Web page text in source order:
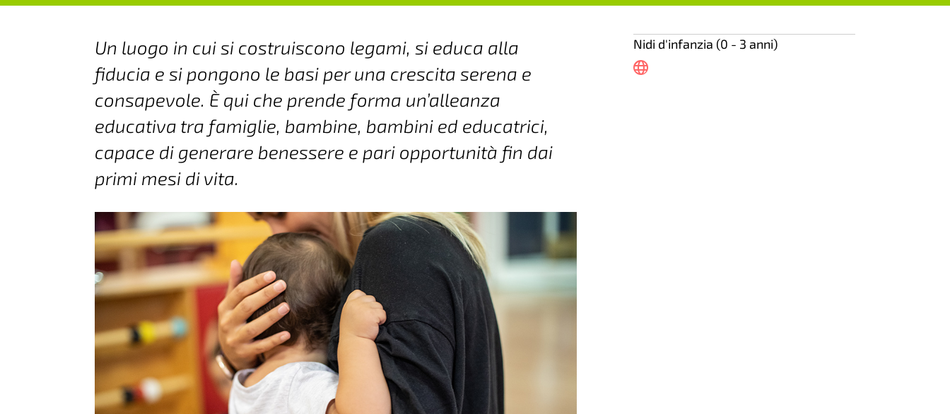
Un luogo in cui si costruiscono legami, si educa alla
fiducia e si pongono le basi per una crescita serena e
consapevole. È qui che prende forma un’alleanza
educativa tra famiglie, bambine, bambini ed educatrici,
capace di generare benessere e pari opportunità fin dai
primi mesi di vita.
Nidi d'infanzia (0 - 3 anni)